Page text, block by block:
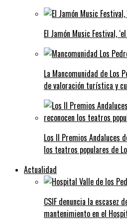
El Jamón Music Festival,
La Mancomunidad de Los
de valoración turística y
Los II Premios Andaluces
los teatros populares de
Actualidad
CSIF denuncia la escasez
mantenimiento en el